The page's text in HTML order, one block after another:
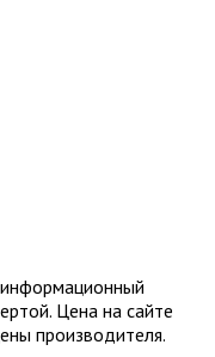
Цена на сайте
производителя.